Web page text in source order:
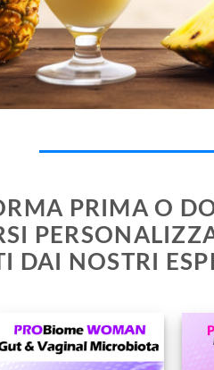
PRIMA O
DAI NOSTRI